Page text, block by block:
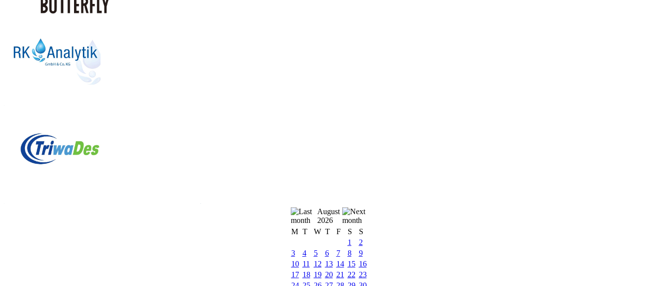
August
2026
M T W T F S
S
1
2
3
4 5 6 7 8
9
10 11 12 13 14 15 16
17 18 19 20 21 22 23